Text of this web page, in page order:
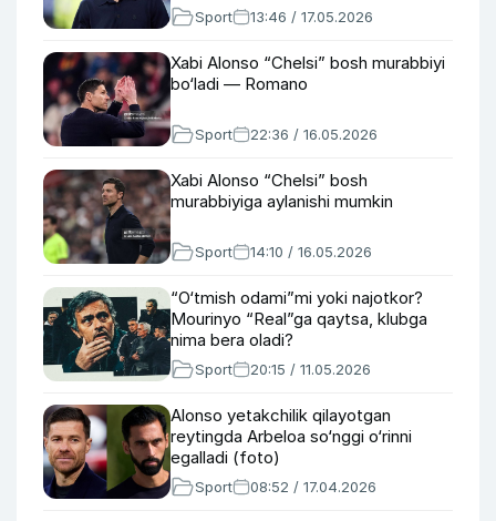
Sport 13:46 / 17.05.2026
Xabi Alonso “Chelsi” bosh murabbiyi
bo‘ladi — Romano
Sport 22:36 / 16.05.2026
Xabi Alonso “Chelsi” bosh
murabbiyiga aylanishi mumkin
Sport 14:10 / 16.05.2026
“O‘tmish odami”mi yoki najotkor?
Mourinyo “Real”ga qaytsa, klubga
nima bera oladi?
Sport 20:15 / 11.05.2026
Alonso yetakchilik qilayotgan
reytingda Arbeloa so‘nggi o‘rinni
egalladi (foto)
Sport 08:52 / 17.04.2026